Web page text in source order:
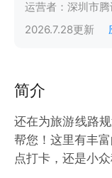
运营者： 深圳市腾
2026.7.28更新
简介
还在为旅游线路
帮您！这里有丰
点打卡，还是小